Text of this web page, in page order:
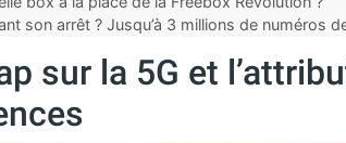
son arrêt ? Jusqu’à 3 millions de numéros
sur la 5G et